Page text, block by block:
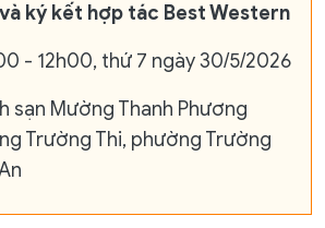
ký kết hợp tác Best Western
- 12h00, thứ 7 ngày 30/5/2026
sạn Mường Thanh Phương
Trường Thi, phường Trường